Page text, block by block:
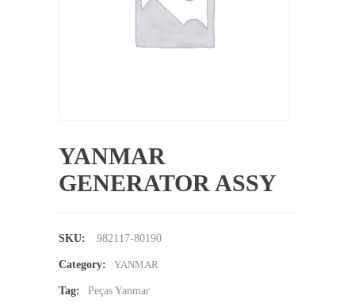
YANMAR
GENERATOR ASSY
SKU: 982117-80190
Category: YANMAR
Tag: Peças Yanmar